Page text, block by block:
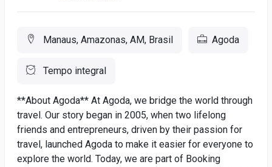
Manaus, Amazonas, AM, Brasil Agoda
Tempo integral
**About Agoda** At Agoda, we bridge the world through
travel. Our story began in 2005, when two lifelong
friends and entrepreneurs, driven by their passion for
travel, launched Agoda to make it easier for everyone to
explore the world. Today, we are part of Booking